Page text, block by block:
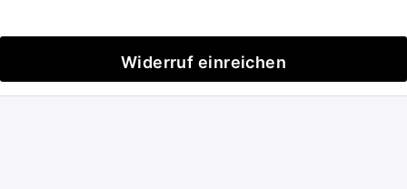
Widerruf einreichen